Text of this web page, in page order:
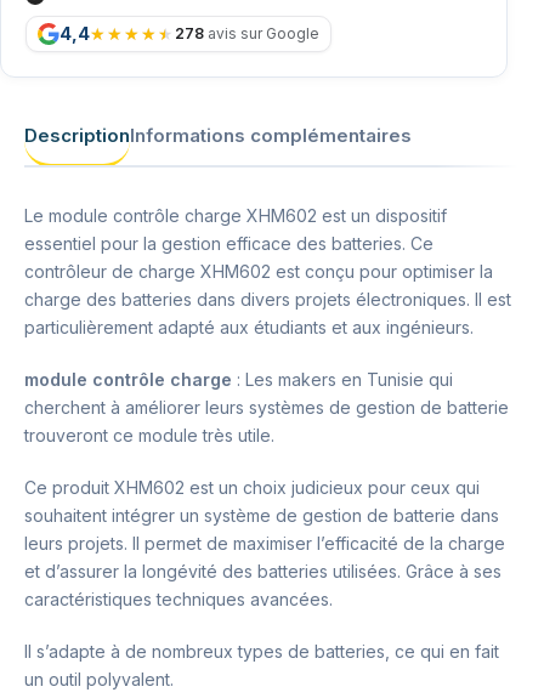
4,4 278 avis sur Google
DescriptionInformations complémentaires
Le module contrôle charge XHM602 est un dispositif
essentiel pour la gestion efficace des batteries. Ce
contrôleur de charge XHM602 est conçu pour optimiser la
charge des batteries dans divers projets électroniques. Il est
particulièrement adapté aux étudiants et aux ingénieurs.
module contrôle charge : Les makers en Tunisie qui
cherchent à améliorer leurs systèmes de gestion de batterie
trouveront ce module très utile.
Ce produit XHM602 est un choix judicieux pour ceux qui
souhaitent intégrer un système de gestion de batterie dans
leurs projets. Il permet de maximiser l’efficacité de la charge
et d’assurer la longévité des batteries utilisées. Grâce à ses
caractéristiques techniques avancées.
Il s’adapte à de nombreux types de batteries, ce qui en fait
un outil polyvalent.